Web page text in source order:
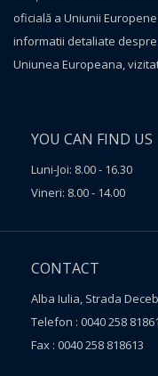
oficială a Uniunii
informatii detaliate
Uniunea Europeana,
YOU CAN FIND US
Luni-Joi: 8.00 - 16.30
Vineri: 8.00 - 14.00
CONTACT
Alba Iulia, Strada
Telefon : 0040 258
Fax : 0040 258 818613